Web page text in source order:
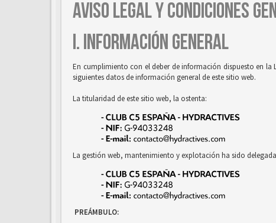
AVISO LEGAL Y CONDICIONES
I. INFORMACIÓN GENERAL
En cumplimiento con el deber de información dispuesto en la
siguientes datos de información general de este sitio web.
La titularidad de este sitio web, la ostenta:
La gestión web, mantenimiento y explotación ha sido
PREÁMBULO: